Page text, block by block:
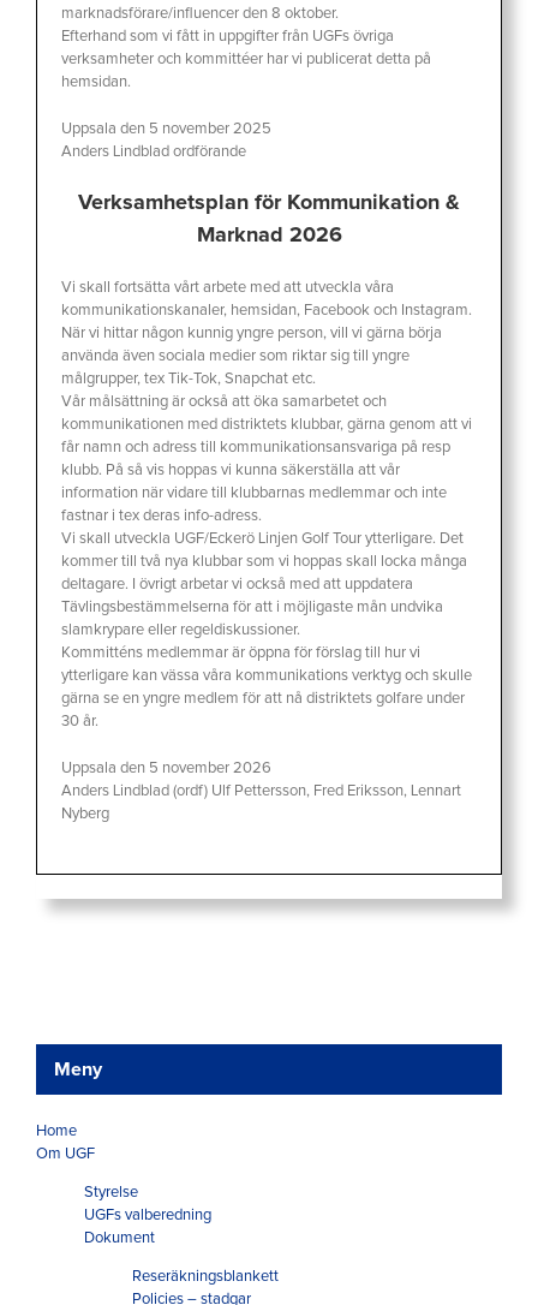
marknadsförare/influencer den 8 oktober.
Efterhand som vi fått in uppgifter från UGFs övriga
verksamheter och kommittéer har vi publicerat detta på
hemsidan.
Uppsala den 5 november 2025
Anders Lindblad ordförande
Verksamhetsplan för Kommunikation &
Marknad 2026
Vi skall fortsätta vårt arbete med att utveckla våra
kommunikationskanaler, hemsidan, Facebook och Instagram.
När vi hittar någon kunnig yngre person, vill vi gärna börja
använda även sociala medier som riktar sig till yngre
målgrupper, tex Tik-Tok, Snapchat etc.
Vår målsättning är också att öka samarbetet och
kommunikationen med distriktets klubbar, gärna genom att vi
får namn och adress till kommunikationsansvariga på resp
klubb. På så vis hoppas vi kunna säkerställa att vår
information när vidare till klubbarnas medlemmar och inte
fastnar i tex deras info-adress.
Vi skall utveckla UGF/Eckerö Linjen Golf Tour ytterligare. Det
kommer till två nya klubbar som vi hoppas skall locka många
deltagare. I övrigt arbetar vi också med att uppdatera
Tävlingsbestämmelserna för att i möjligaste mån undvika
slamkrypare eller regeldiskussioner.
Kommitténs medlemmar är öppna för förslag till hur vi
ytterligare kan vässa våra kommunikations verktyg och skulle
gärna se en yngre medlem för att nå distriktets golfare under
30 år.
Uppsala den 5 november 2026
Anders Lindblad (ordf) Ulf Pettersson, Fred Eriksson, Lennart
Nyberg
Meny
Home
Om UGF
Styrelse
UGFs valberedning
Dokument
Reseräkningsblankett
Policies – stadgar